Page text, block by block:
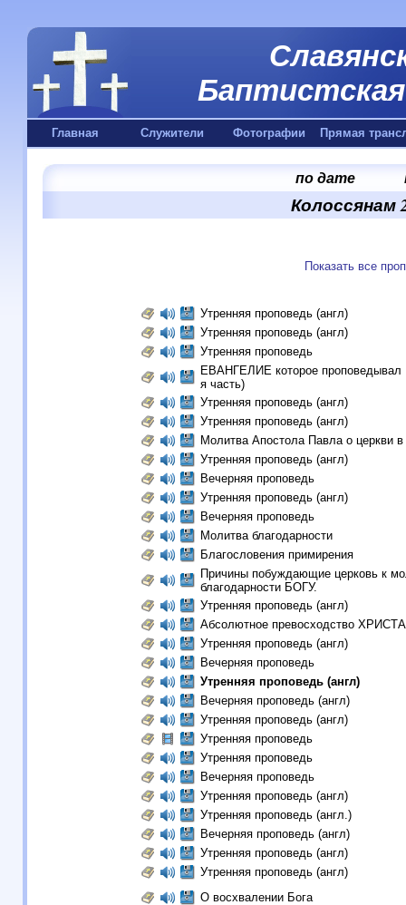
Главная Служители Фотографии Прямая
по дате
Колоссянам
Показать все
Утренняя проповедь (англ)
Утренняя проповедь (англ)
Утренняя проповедь
ЕВАНГЕЛИЕ которое проповедывал
я часть)
Утренняя проповедь (англ)
Утренняя проповедь (англ)
Молитва Апостола Павла о церкви
Утренняя проповедь (англ)
Вечерняя проповедь
Утренняя проповедь (англ)
Вечерняя проповедь
Молитва благодарности
Благословения примирения
Причины побуждающие церковь к
благодарности БОГУ.
Утренняя проповедь (англ)
Абсолютное превосходство
Утренняя проповедь (англ)
Вечерняя проповедь
Утренняя проповедь (англ)
Вечерняя проповедь (англ)
Утренняя проповедь (англ)
Утренняя проповедь
Утренняя проповедь
Вечерняя проповедь
Утренняя проповедь (англ)
Утренняя проповедь (англ.)
Вечерняя проповедь (англ)
Утренняя проповедь (англ)
Утренняя проповедь (англ)
О восхвалении Бога